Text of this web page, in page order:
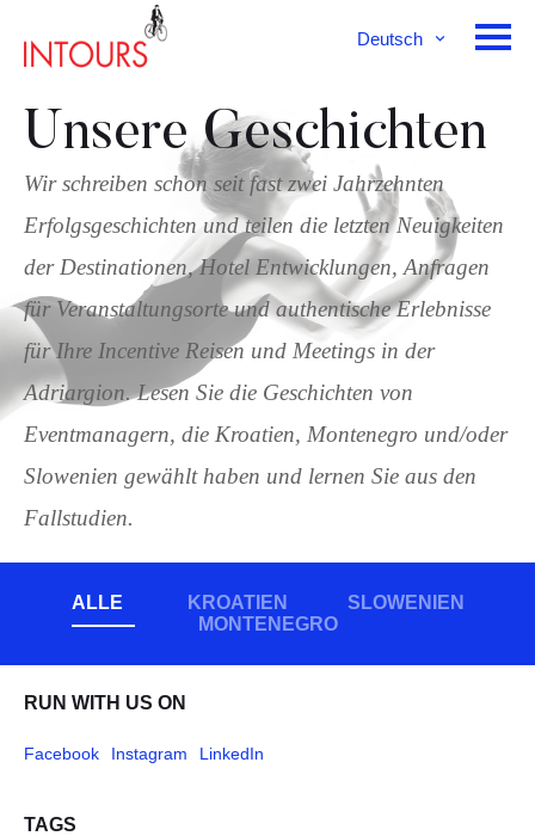
Deutsch
Unsere Geschichten
Wir schreiben schon seit fast zwei Jahrzehnten
Erfolgsgeschichten und teilen die letzten Neuigkeiten
der Destinationen, Hotel Entwicklungen, Anfragen
für Veranstaltungsorte und authentische Erlebnisse
für Ihre Incentive Reisen und Meetings in der
Adriargion. Lesen Sie die Geschichten von
Eventmanagern, die Kroatien, Montenegro und/oder
Slowenien gewählt haben und lernen Sie aus den
Fallstudien.
ALLE KROATIEN
SLOWENIEN
MONTENEGRO
RUN WITH US ON
Facebook Instagram LinkedIn
TAGS